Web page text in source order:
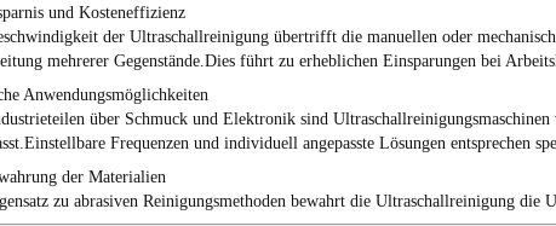
und Kosteneffizienz
der Ultraschallreinigung übertrifft die manuellen oder
mehrerer Gegenstände.Dies führt zu erheblichen Einsparungen bei
Anwendungsmöglichkeiten
über Schmuck und Elektronik sind
Frequenzen und individuell angepasste Lösungen entsprechen
der Materialien
zu abrasiven Reinigungsmethoden bewahrt die Ultraschallreinigung die